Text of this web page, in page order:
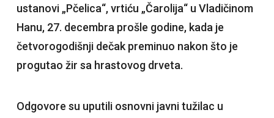
ustanovi „Pčelica“, vrtiću „Čarolija“ u Vladičinom
Hanu, 27. decembra prošle godine, kada je
četvorogodišnji dečak preminuo nakon što je
progutao žir sa hrastovog drveta.
Odgovore su uputili osnovni javni tužilac u